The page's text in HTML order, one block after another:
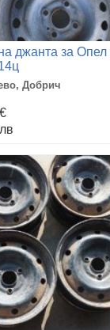
джанта за Опел
Добрич
€
лв